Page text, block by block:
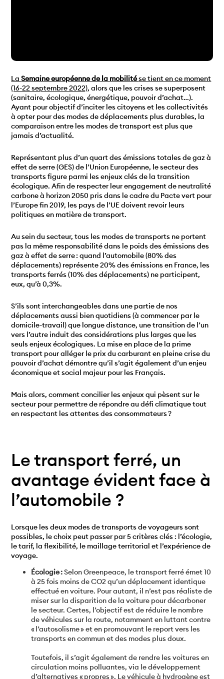
LaSemaine européenne de la mobilitése tient en ce moment
(16-22 septembre 2022), alors que les crises se superposent
(sanitaire, écologique, énergétique, pouvoir d’achat…).
Ayant pour objectif d’inciter les citoyens et les collectivités
à opter pour des modes de déplacements plus durables, la
comparaison entre les modes de transport est plus que
jamais d’actualité.
Représentant plus d’un quart des émissions totales de gaz à
effet de serre (GES) de l’Union Européenne, le secteur des
transports figure parmi les enjeux clés de la transition
écologique. Afin de respecter leur engagement de neutralité
carbone à horizon 2050 pris dans le cadre du Pacte vert pour
l’Europe fin 2019, les pays de l’UE doivent revoir leurs
politiques en matière de transport.
Au sein du secteur, tous les modes de transports ne portent
pas la même responsabilité dans le poids des émissions des
gaz à effet de serre : quand l’automobile (80% des
déplacements) représente 20% des émissions en France, les
transports ferrés (10% des déplacements) ne participent,
eux, qu’à 0,3%.
S’ils sont interchangeables dans une partie de nos
déplacements aussi bien quotidiens (à commencer par le
domicile-travail) que longue distance, une transition de l’un
vers l’autre induit des considérations plus larges que les
seuls enjeux écologiques. La mise en place de la prime
transport pour alléger le prix du carburant en pleine crise du
pouvoir d’achat démontre qu’il s’agit également d’un enjeu
économique et social majeur pour les Français.
Mais alors, comment concilier les enjeux qui pèsent sur le
secteur pour permettre de répondre au défi climatique tout
en respectant les attentes des consommateurs ?
Le transport ferré, un
avantage évident face à
l’automobile ?
Lorsque les deux modes de transports de voyageurs sont
possibles, le choix peut passer par 5 critères clés : l’écologie,
le tarif, la flexibilité, le maillage territorial et l’expérience de
voyage.
Écologie :Selon Greenpeace, le transport ferré émet 10
à 25 fois moins de CO2 qu’un déplacement identique
effectué en voiture. Pour autant, il n’est pas réaliste de
miser sur la disparition de la voiture pour décarboner
le secteur. Certes, l’objectif est de réduire le nombre
de véhicules sur la route, notamment en luttant contre
« l’autosolisme » et en promouvant le report vers les
transports en commun et des modes plus doux.
Toutefois, il s’agit également de rendre les voitures en
circulation moins polluantes, via le développement
d’alternatives « propres ». Le véhicule à hydrogène est